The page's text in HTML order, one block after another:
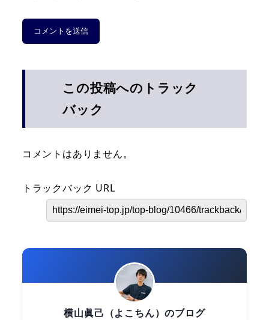
この投稿へのトラック
バック
コメントはありません。
トラックバック URL
横山眞己（よこちん）のブログ